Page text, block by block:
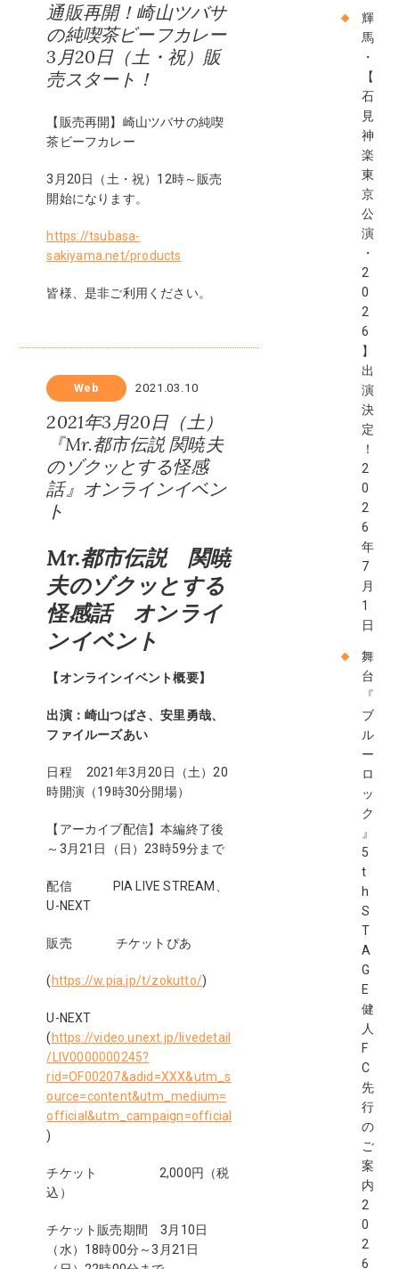
通販再開！崎山ツバサ
の純喫茶ビーフカレー
3月20日（土・祝）販
売スタート！
【販売再開】崎山ツバサの純喫
茶ビーフカレー
3月20日（土・祝）12時～販売
開始になります。
https://tsubasa-
sakiyama.net/products
皆様、是非ご利用ください。
Web 2021.03.10
2021年3月20日（土）
『Mr.都市伝説 関暁夫
のゾクッとする怪感
話』オンラインイベン
ト
Mr.都市伝説 関暁
夫のゾクッとする
怪感話 オンライ
ンイベント
【オンラインイベント概要】
出演： 崎山つばさ、安里勇哉、
ファイルーズあい
日程 2021年3月20日（土）20
時開演（19時30分開場）
【アーカイブ配信】本編終了後
～3月21日（日）23時59分まで
配信 PIA LIVE STREAM、
U-NEXT
販売 チケットぴあ
( https://w.pia.jp/t/zokutto/)
U-NEXT
( https://video.unext.jp/livedetail
/LIV0000000245?
rid=OF00207&adid=XXX&utm_s
ource=content&utm_medium=
official&utm_campaign=official
)
チケット 2,000円（税
込）
チケット販売期間 3月10日
（水）18時00分～3月21日
輝
馬
・
【
石
見
神
楽
東
京
公
演
・
2
0
2
6
】
出
演
決
定
！
2
0
2
6
年
7
月
1
日
舞
台
『
ブ
ル
ー
ロ
ッ
ク
』
5
t
h
S
T
A
G
E
健
人
F
C
先
行
の
ご
案
内
2
0
2
6